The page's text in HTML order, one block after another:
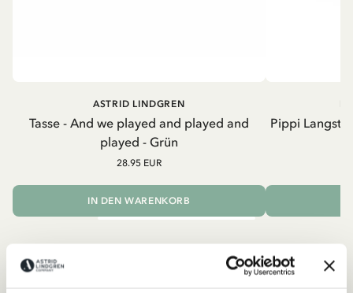
Tasse - And we played and played and
played - Grün
ASTRID LINDGREN
28.95 EUR
IN DEN WARENKORB
Pippi
Zeige alle Produkte mit Zitat